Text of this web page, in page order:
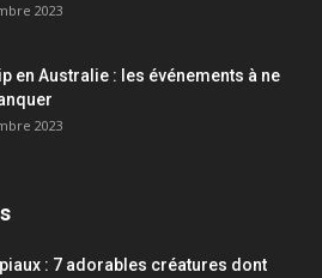
2023
en Australie : les événements à ne
2023
: 7 adorables créatures dont